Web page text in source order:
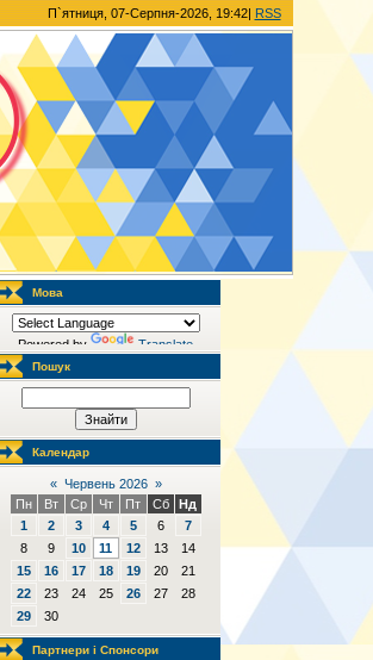
П`ятниця, 07-Серпня-2026, 19:42| RSS
Мова
Powered by Translate
Пошук
Календар
« Червень 2026 »
Пн
Вт Ср Чт Пт Сб
Нд
1
2 3 4 5 6
7
8
9 10 11 12 13
14
15
16 17 18 19 20
21
22
23 24 25 26 27
28
29
30
Партнери і Спонсори